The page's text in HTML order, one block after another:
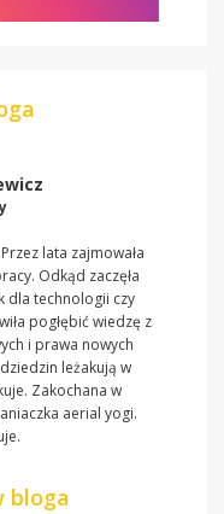
lata zajmowała
Odkąd zaczęła
dla technologii czy
pogłębić wiedzę z
i prawa nowych
leżakują w
Zakochana w
aerial yogi.
bloga